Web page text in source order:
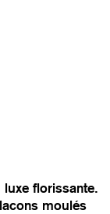
florissante.
moulés